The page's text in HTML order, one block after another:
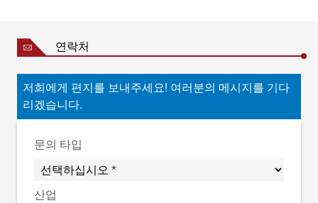
연락처
저희에게 편지를 보내주세요! 여러분의 메시지를 기다
리겠습니다.
문의 타입
산업